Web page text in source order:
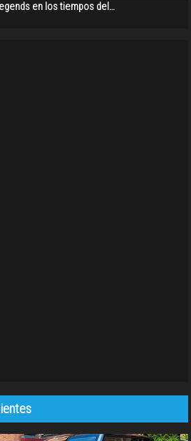
en los tiempos del…